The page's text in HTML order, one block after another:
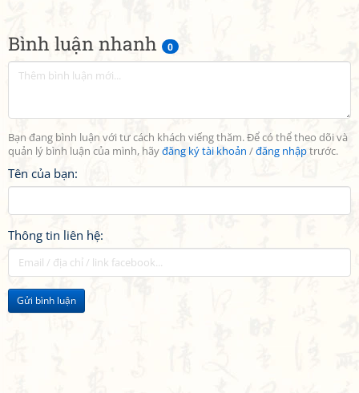
Bình luận nhanh 0
Bạn đang bình luận với tư cách khách viếng thăm. Để có thể theo dõi và
quản lý bình luận của mình, hãyđăng ký tài khoản /đăng nhậptrước.
Tên của bạn:
Thông tin liên hệ:
Gửi bình luận